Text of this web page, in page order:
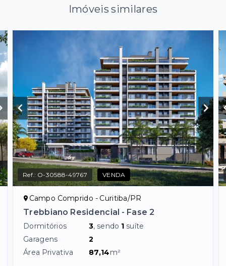
Imóveis similares
Ref.: O-30588-49767 VENDA
Campo Comprido - Curitiba/PR
Trebbiano Residencial - Fase 2
Dormitórios 3, sendo 1 suíte
Garagens
2
Área Privativa
87,14m²